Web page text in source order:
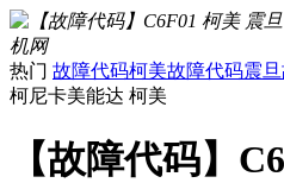
热门 故障代码柯美故障代码震
柯尼卡美能达 柯美
【故障代码】